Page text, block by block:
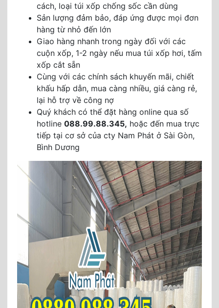
cách, loại túi xốp chống sốc cần dùng
Sản lượng đảm bảo, đáp ứng được mọi đơn
hàng từ nhỏ đến lớn
Giao hàng nhanh trong ngày đối với các
cuộn xốp, 1-2 ngày nếu mua túi xốp hơi, tấm
xốp cắt sẵn
Cùng với các chính sách khuyến mãi, chiết
khấu hấp dẫn, mua càng nhiều, giá càng rẻ,
lại hỗ trợ về công nợ
Quý khách có thể đặt hàng online qua số
hotline 088.99.88.345, hoặc đến mua trực
tiếp tại cơ sở của cty Nam Phát ở Sài Gòn,
Bình Dương